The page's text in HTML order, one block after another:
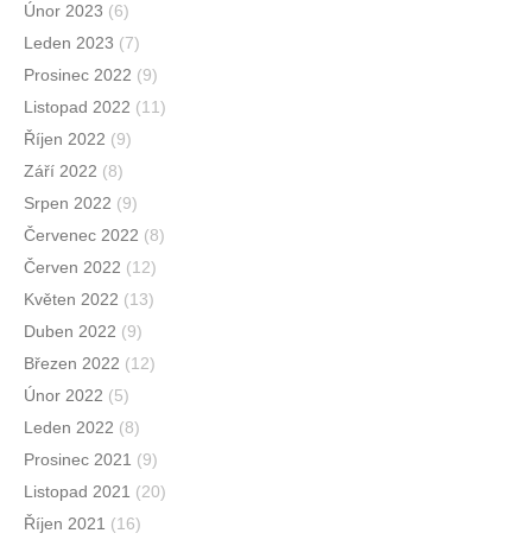
Únor 2023 (6)
Leden 2023 (7)
Prosinec 2022 (9)
Listopad 2022 (11)
Říjen 2022 (9)
Září 2022 (8)
Srpen 2022 (9)
Červenec 2022 (8)
Červen 2022 (12)
Květen 2022 (13)
Duben 2022 (9)
Březen 2022 (12)
Únor 2022 (5)
Leden 2022 (8)
Prosinec 2021 (9)
Listopad 2021 (20)
Říjen 2021 (16)